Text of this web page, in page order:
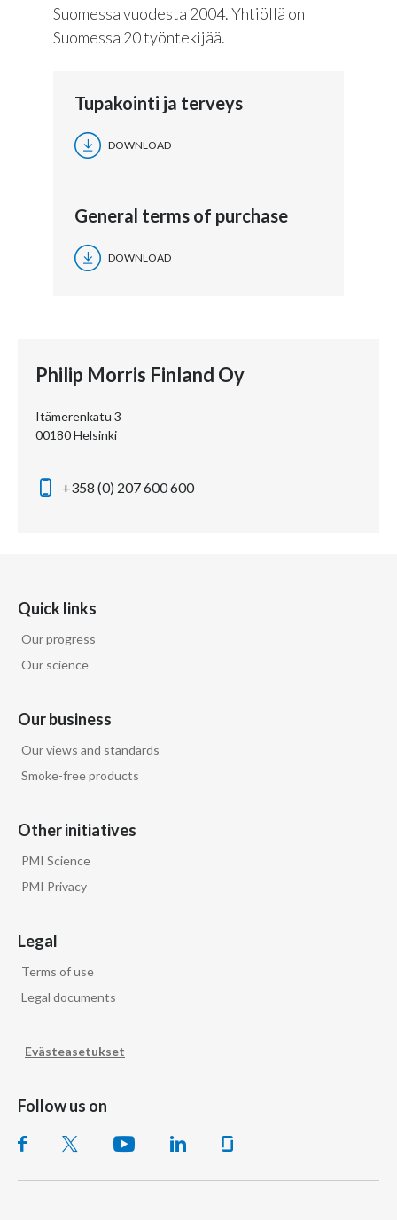
Suomessa vuodesta 2004. Yhtiöllä on
Suomessa 20 työntekijää.
Tupakointi ja terveys
DOWNLOAD
General terms of purchase
DOWNLOAD
Philip Morris Finland Oy
Itämerenkatu 3
00180 Helsinki
+358 (0) 207 600 600
Quick links
Our progress
Our science
Our business
Our views and standards
Smoke-free products
Other initiatives
PMI Science
PMI Privacy
Legal
Terms of use
Legal documents
Evästeasetukset
Follow us on